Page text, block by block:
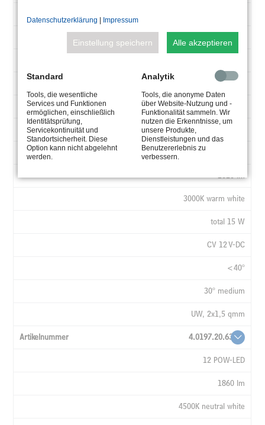
30° medium
UW, 2x1,5 qmm
4.0197.20.62
12 POW-LED
1620 lm
3000K warm white
total 15 W
CV 12 V-DC
<40°
30° medium
UW, 2x1,5 qmm
4.0197.20.63
12 POW-LED
1860 lm
4500K neutral white
Datenschutzerklärung | Impressum
Einstellung speichern Alle akzeptieren
Standard
Tools, die wesentliche
Services und Funktionen
ermöglichen, einschließlich
Identitätsprüfung,
Servicekontinuität und
Standortsicherheit. Diese
Option kann nicht abgelehnt
werden.
Analytik
Tools, die anonyme Daten
über Website-Nutzung und -
Funktionalität sammeln. Wir
nutzen die Erkenntnisse, um
unsere Produkte,
Dienstleistungen und das
Benutzererlebnis zu
verbessern.